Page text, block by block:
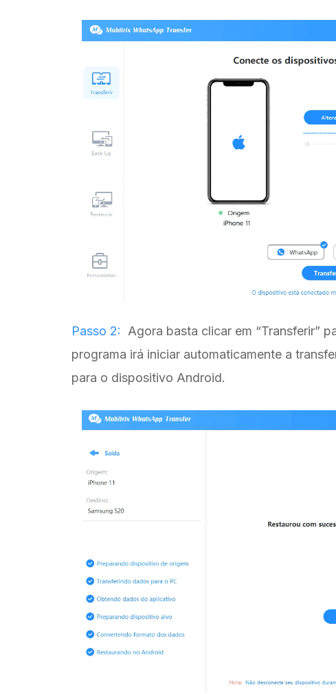
Passo 2: Agora basta clicar em “Transferir”
programa irá iniciar automaticamente a
para o dispositivo Android.